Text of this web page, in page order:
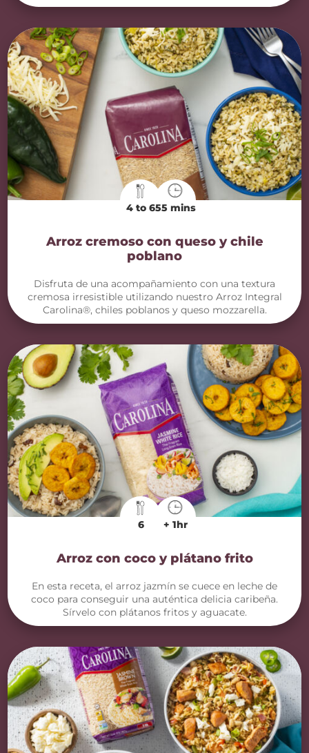
4 to 655 mins
Arroz cremoso con queso y chile
poblano
Disfruta de una acompañamiento con una textura
cremosa irresistible utilizando nuestro Arroz Integral
Carolina®, chiles poblanos y queso mozzarella.
6 + 1hr
Arroz con coco y plátano frito
En esta receta, el arroz jazmín se cuece en leche de
coco para conseguir una auténtica delicia caribeña.
Sírvelo con plátanos fritos y aguacate.